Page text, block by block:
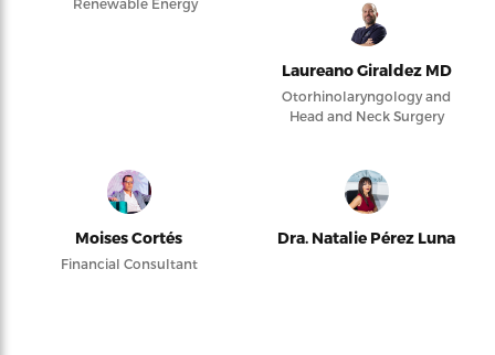
Renewable Energy
Laureano Giraldez MD
Otorhinolaryngology and
Head and Neck Surgery
Moises Cortés
Financial Consultant
Dra. Natalie Pérez Luna